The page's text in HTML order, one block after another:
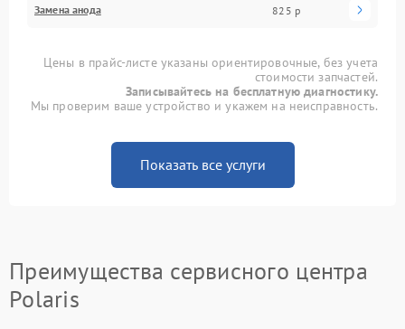
Замена анода 825 р
Цены в прайс-листе указаны ориентировочные, без учета
стоимости запчастей.
Записывайтесь на бесплатную диагностику.
Мы проверим ваше устройство и укажем на неисправность.
Показать все услуги
Преимущества сервисного центра
Polaris